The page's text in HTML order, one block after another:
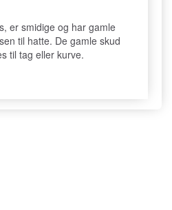
er smidige og har gamle
til hatte. De gamle skud
til tag eller kurve.